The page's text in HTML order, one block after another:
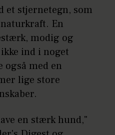
et stjernetegn, som
En
modig og
ind i noget
også med en
lige store
en stærk hund,"